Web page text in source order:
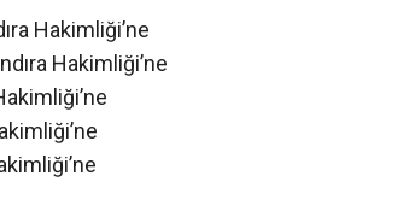
görev yapacak yeni savcılar da